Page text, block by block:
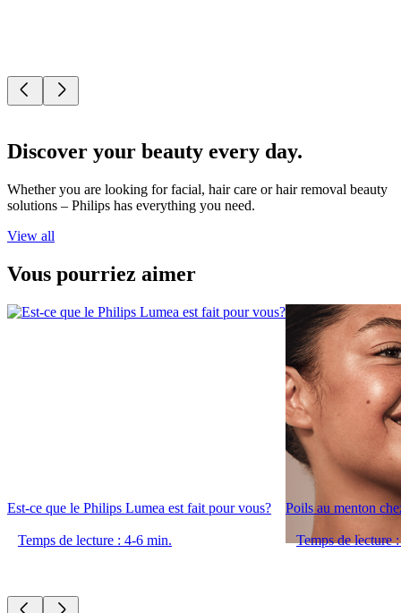
Discover your beauty every day.
Whether you are looking for facial, hair care or hair removal beauty
solutions – Philips has everything you need.
View all
Vous pourriez aimer
Est-ce que le Philips Lumea est fait pour vous?
Temps de lecture : 4-6 min.
Poils au menton
Temps de lecture